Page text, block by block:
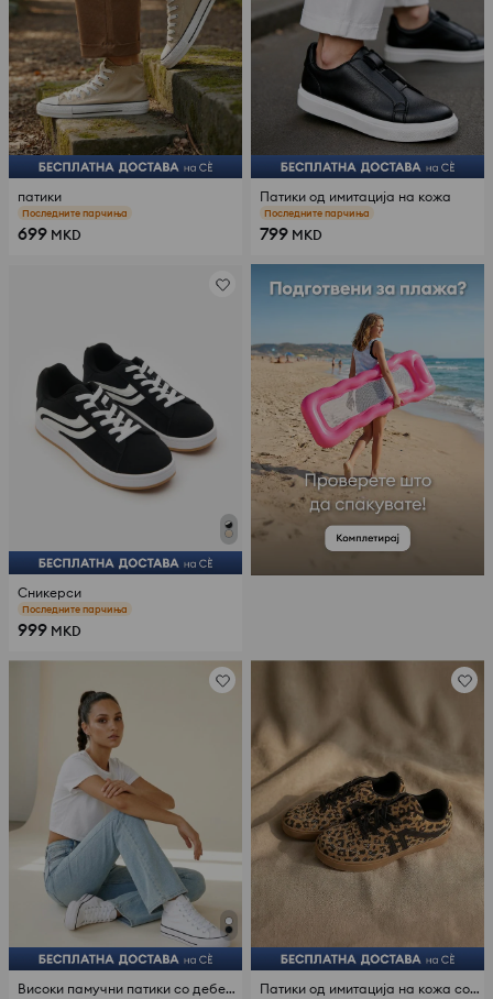
патики
Последните парчиња
699 MKD
Патики од имитација на кожа
Последните парчиња
799 MKD
Сникерси
Последните парчиња
999 MKD
Високи памучни патики со дебел ѓон Патики од имитација на кожа со леопардов принт